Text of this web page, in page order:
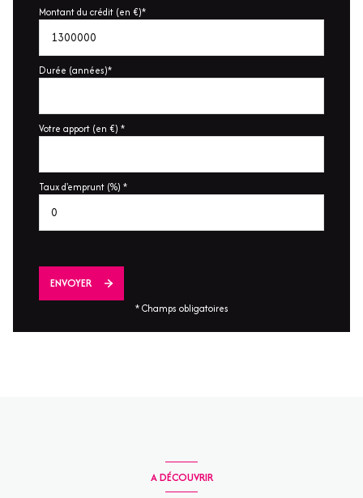
quartier BEAUVALLON
Montant du crédit (en €)*
Durée (années)*
Votre apport (en €) *
Taux d'emprunt (%) *
ENVOYER
* Champs obligatoires
A DÉCOUVRIR